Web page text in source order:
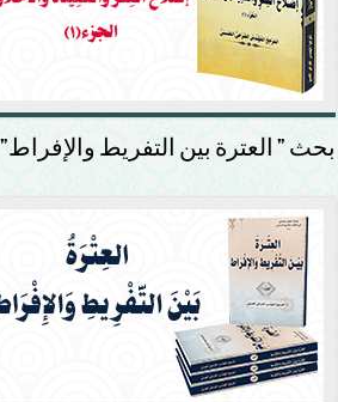
بحث ” العترة بين التفريط والإفراط”